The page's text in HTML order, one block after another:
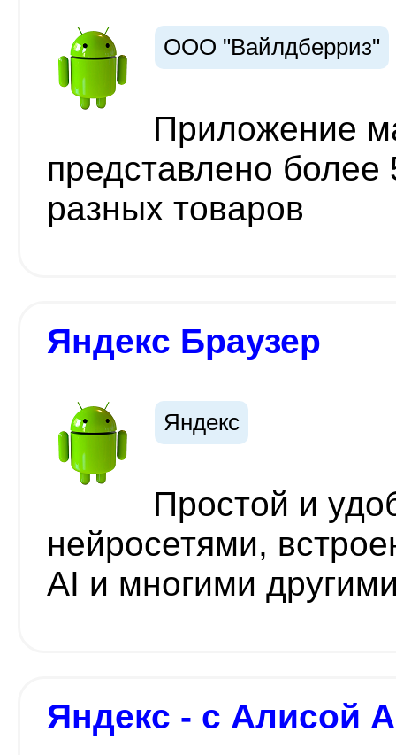
ООО "Вайлдберриз"
Приложение
представлено
разных товаров
Яндекс Браузер
Яндекс
Простой и
нейросетями,
AI и многими
Яндекс - с Алисой